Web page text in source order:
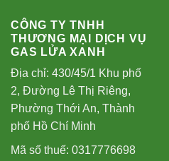
CÔNG TY TNHH
THƯƠNG MẠI DỊCH VỤ
GAS LỬA XANH
Địa chỉ: 430/45/1 Khu phố
2, Đường Lê Thị Riêng,
Phường Thới An, Thành
phố Hồ Chí Minh
Mã số thuế: 0317776698